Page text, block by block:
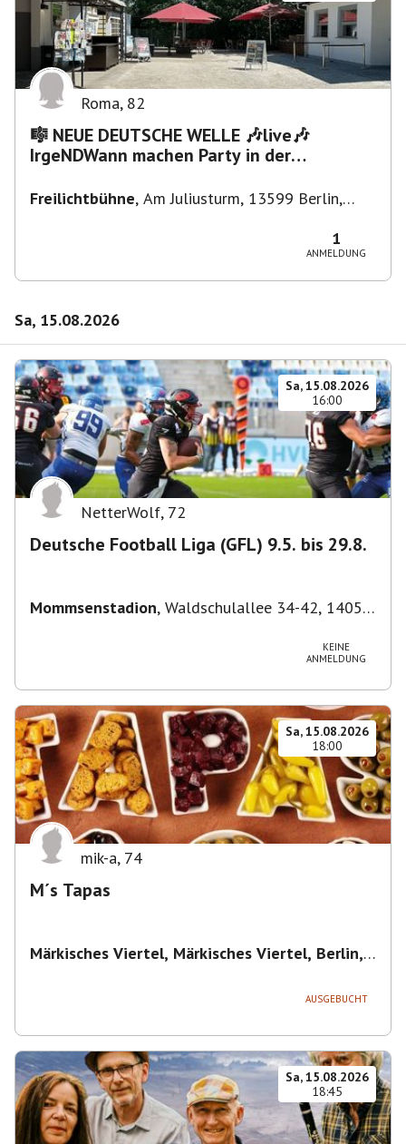
Roma, 82
🎼 NEUE DEUTSCHE WELLE 🎶live🎶
IrgeNDWann machen Party in der
Freilichtbühne, Am Juliusturm, 13599 Berlin,
1
ANMELDUNG
Sa, 15.08.2026
Sa, 15.08.2026
16:00
NetterWolf, 72
Deutsche Football Liga (GFL) 9.5. bis 29.8.
Mommsenstadion, Waldschulallee 34-42, 14055
KEINE
ANMELDUNG
Sa, 15.08.2026
18:00
mik-a, 74
M´s Tapas
Märkisches Viertel, Märkisches Viertel, Berlin,
AUSGEBUCHT
Sa, 15.08.2026
18:45